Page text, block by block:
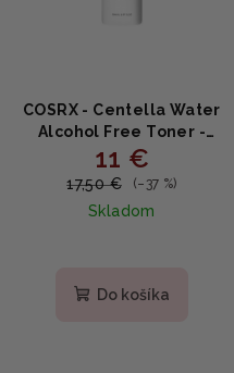
COSRX - Centella Water
Alcohol Free Toner -
tonikum s extraktom
pupočníku ázijského bez
alkoholu 150ml
11 €
17,50 € (–37 %)
Skladom
Do košíka